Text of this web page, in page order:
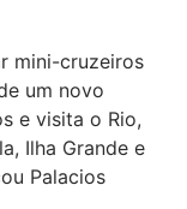
mini-cruzeiros
um novo
e visita o Rio,
Ilha Grande e
Palacios